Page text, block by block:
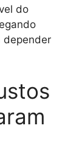
do
depender